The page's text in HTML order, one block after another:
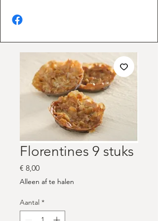
Florentines 9 stuks
€ 8,00Prijs
Alleen af te halen
Aantal *